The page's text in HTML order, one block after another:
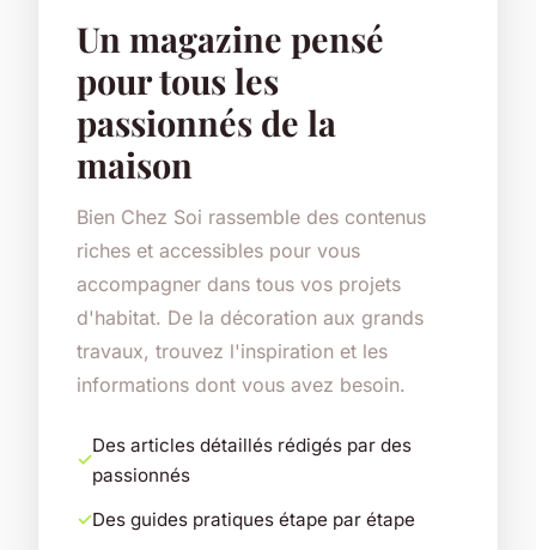
Un magazine pensé
pour tous les
passionnés de la
maison
Bien Chez Soi rassemble des contenus
riches et accessibles pour vous
accompagner dans tous vos projets
d'habitat. De la décoration aux grands
travaux, trouvez l'inspiration et les
informations dont vous avez besoin.
Des articles détaillés rédigés par des
passionnés
Des guides pratiques étape par étape